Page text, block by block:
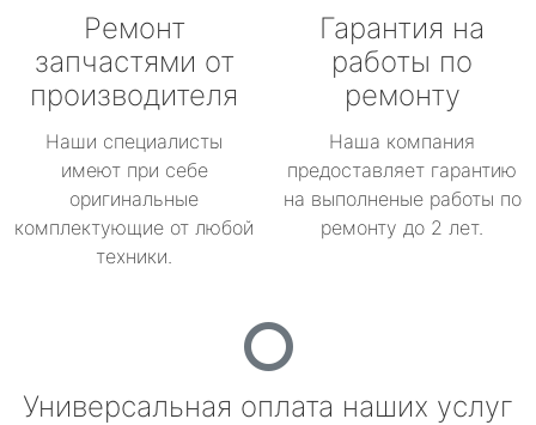
Ремонт
запчастями от
производителя
Наши специалисты
имеют при себе
оригинальные
комплектующие от любой
техники.
Гарантия на
работы по
ремонту
Наша компания
предоставляет гарантию
на выполненые работы по
ремонту до 2 лет.
Универсальная оплата наших услуг